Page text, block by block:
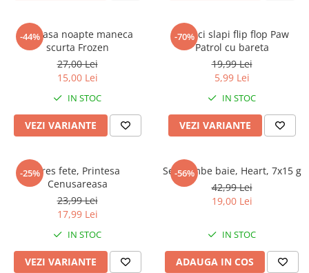
-44%
Camasa noapte maneca
scurta Frozen
27,00 Lei
15,00 Lei
IN STOC
VEZI VARIANTE
-70%
Papuci slapi flip flop Paw
Patrol cu bareta
19,99 Lei
5,99 Lei
IN STOC
VEZI VARIANTE
-25%Dres fete, Printesa
Cenusareasa
23,99 Lei
17,99 Lei
IN STOC
VEZI VARIANTE
-56%
Set bombe baie, Heart, 7x15 g
42,99 Lei
19,00 Lei
IN STOC
ADAUGA IN COS